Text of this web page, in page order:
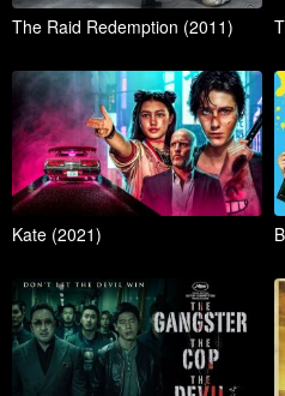
The Raid Redemption (2011)
Kate (2021)